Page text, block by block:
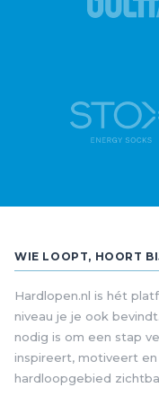
WIE LOOPT, HOORT
Hardlopen.nl is hét
niveau je je ook
nodig is om een stap
inspireert, motiveert
hardloopgebied